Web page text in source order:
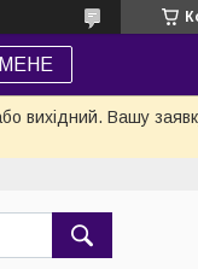
вихідний. Вашу